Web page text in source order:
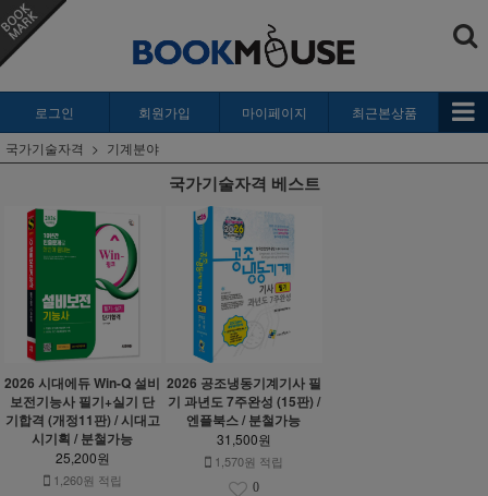
로그인 회원가입 마이페이지
최근본상품
국가기술자격
기계분야
국가기술자격 베스트
2026 시대에듀 Win-Q 설비
보전기능사 필기+실기 단
기합격 (개정11판) / 시대고
시기획 / 분철가능
25,200원
1,260원 적립
2026 공조냉동기계기사 필
기 과년도 7주완성 (15판) /
엔플북스 / 분철가능
31,500원
1,570원 적립
0